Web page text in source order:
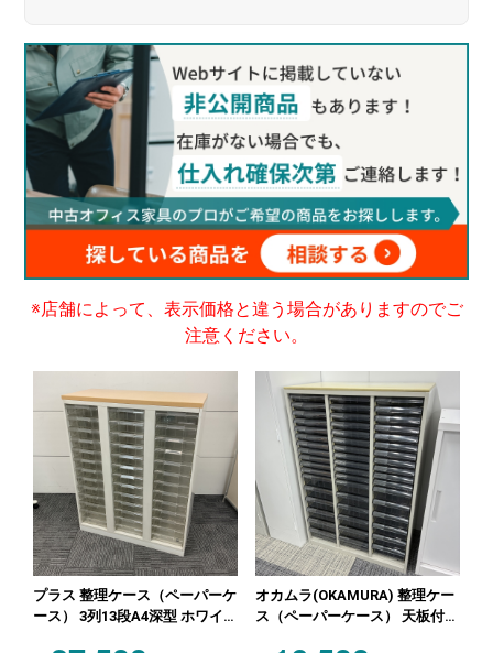
※店舗によって、表示価格と違う場合がありますのでご
注意ください。
プラス 整理ケース（ペーパーケ
ース） 3列13段A4深型 ホワイ
オカムラ(OKAMURA) 整理ケー
ス（ペーパーケース） 天板付3